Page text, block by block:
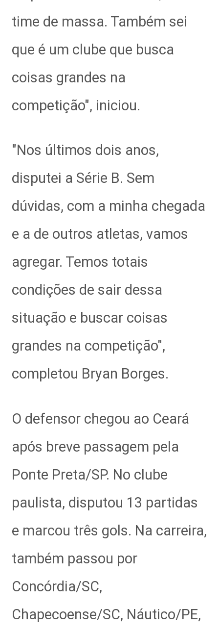
time de massa. Também sei
que é um clube que busca
coisas grandes na
competição", iniciou.
"Nos últimos dois anos,
disputei a Série B. Sem
dúvidas, com a minha chegada
e a de outros atletas, vamos
agregar. Temos totais
condições de sair dessa
situação e buscar coisas
grandes na competição",
completou Bryan Borges.
O defensor chegou ao Ceará
após breve passagem pela
Ponte Preta/SP. No clube
paulista, disputou 13 partidas
e marcou três gols. Na carreira,
também passou por
Concórdia/SC,
Chapecoense/SC, Náutico/PE,